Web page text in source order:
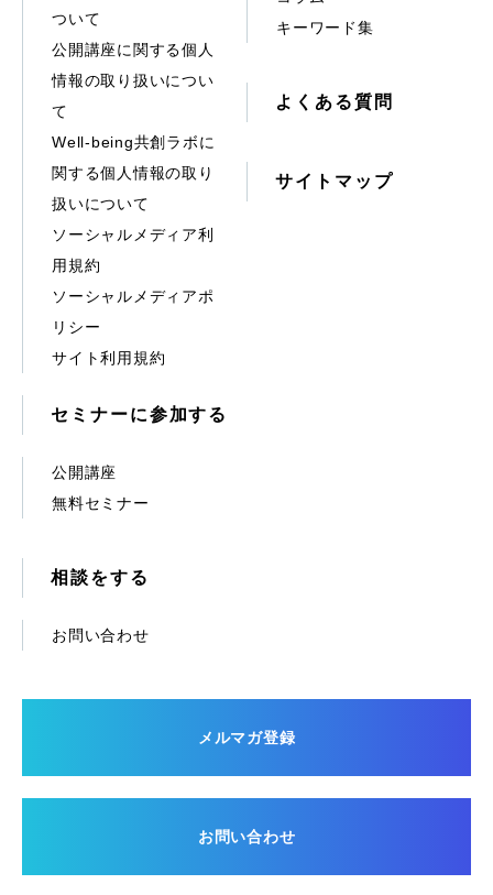
ついて
公開講座に関する個人
情報の取り扱いについ
て
Well-being共創ラボに
関する個人情報の取り
扱いについて
ソーシャルメディア利
用規約
ソーシャルメディアポ
リシー
サイト利用規約
キーワード集
よくある質問
サイトマップ
セミナーに参加する
公開講座
無料セミナー
相談をする
お問い合わせ
メルマガ登録
お問い合わせ